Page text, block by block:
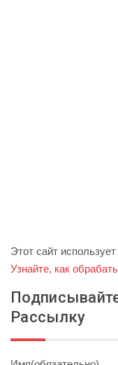
Этот сайт
Узнайте, как
Рассылку